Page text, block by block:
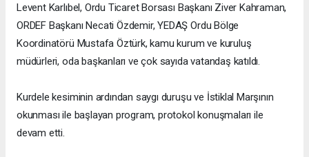
Levent Karlıbel, Ordu Ticaret Borsası Başkanı Ziver Kahraman,
ORDEF Başkanı Necati Özdemir, YEDAŞ Ordu Bölge
Koordinatörü Mustafa Öztürk, kamu kurum ve kuruluş
müdürleri, oda başkanları ve çok sayıda vatandaş katıldı.
Kurdele kesiminin ardından saygı duruşu ve İstiklal Marşının
okunması ile başlayan program, protokol konuşmaları ile
devam etti.